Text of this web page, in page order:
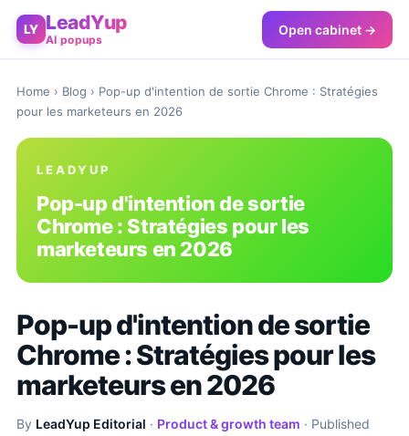
LY LeadYup
AI popups
Open cabinet →
Home › Blog › Pop-up d'intention de sortie Chrome : Stratégies
pour les marketeurs en 2026
LEADYUP
Pop-up d'intention de sortie
Chrome : Stratégies pour les
marketeurs en 2026
Pop-up d'intention de sortie
Chrome : Stratégies pour les
marketeurs en 2026
By LeadYup Editorial · Product & growth team · Published